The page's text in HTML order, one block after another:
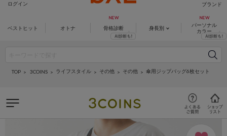
ログイン ブランド
ベストヒット オトナ 骨格診断 身長別
パーソナル
カラー
TOP 3COINS ライフスタイル その他 その他 傘用ジップバッグ6枚セット